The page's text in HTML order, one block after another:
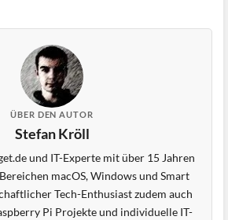
ÜBER DEN AUTOR
Stefan Kröll
und IT-Experte mit über 15 Jahren
macOS, Windows und Smart
Tech-Enthusiast zudem auch
Pi Projekte und individuelle IT-